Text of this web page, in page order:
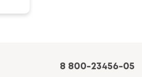
8 800-23456-05